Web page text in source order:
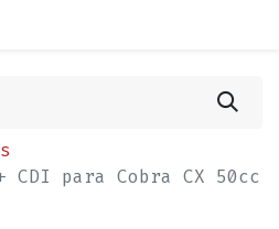
para Cobra CX 50cc